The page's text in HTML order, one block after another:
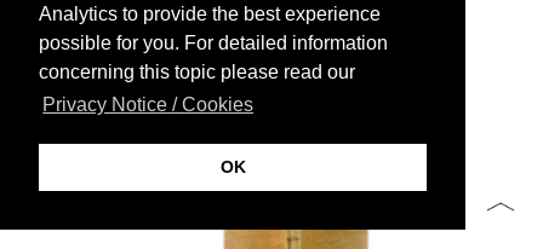
Analytics to provide the best experience
possible for you. For detailed information
concerning this topic please read our
Privacy Notice / Cookies
OK